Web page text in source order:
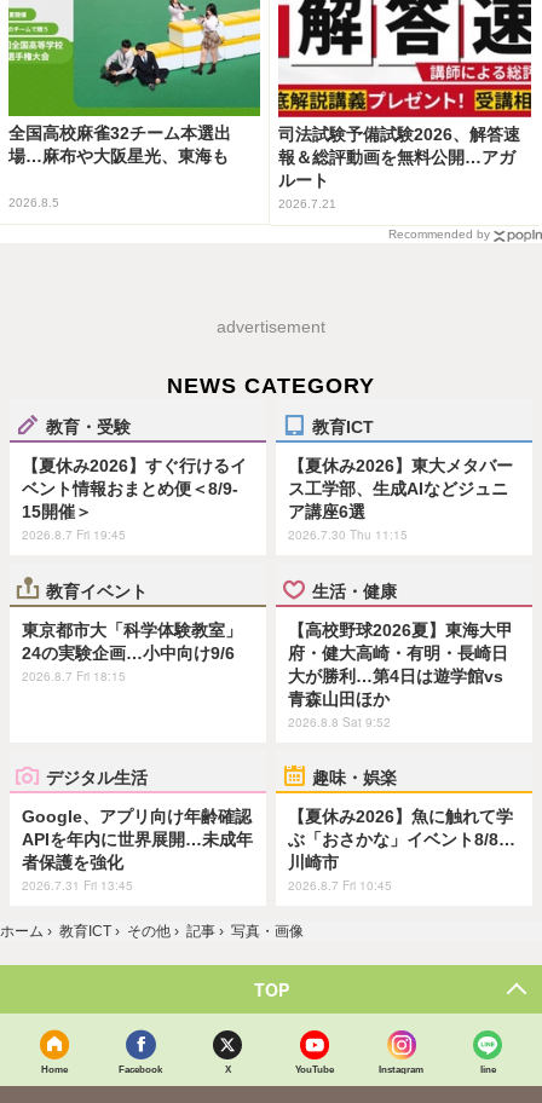
全国高校麻雀32チーム本選出
場…麻布や大阪星光、東海も
2026.8.5
司法試験予備試験2026、解答速
報＆総評動画を無料公開…アガ
ルート
2026.7.21
Recommended by
advertisement
NEWS CATEGORY
教育・受験
【夏休み2026】すぐ行けるイ
ベント情報おまとめ便＜8/9-
15開催＞
2026.8.7 Fri 19:45
教育ICT
【夏休み2026】東大メタバー
ス工学部、生成AIなどジュニ
ア講座6選
2026.7.30 Thu 11:15
教育イベント
東京都市大「科学体験教室」
24の実験企画…小中向け9/6
2026.8.7 Fri 18:15
生活・健康
【高校野球2026夏】東海大甲
府・健大高崎・有明・長崎日
大が勝利…第4日は遊学館vs
青森山田ほか
2026.8.8 Sat 9:52
デジタル生活
Google、アプリ向け年齢確認
APIを年内に世界展開…未成年
者保護を強化
2026.7.31 Fri 13:45
趣味・娯楽
【夏休み2026】魚に触れて学
ぶ「おさかな」イベント8/8…
川崎市
2026.8.7 Fri 10:45
ホーム › 教育ICT › その他 › 記事 › 写真・画像
TOP
Home Facebook X YouTube Instagram line